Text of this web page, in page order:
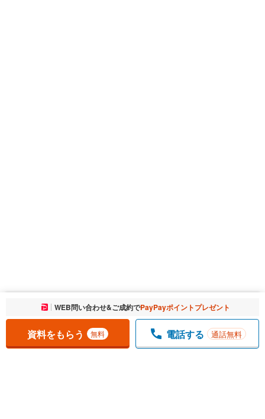
お気に入りに追加しました。 一覧を開く
WEB問い合わせ&ご成約でPayPayポイントプレゼント
資料をもらう 無料 電話する 通話無料